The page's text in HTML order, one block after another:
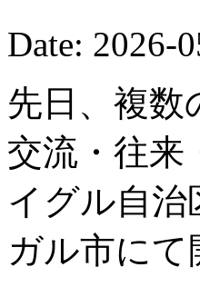
Date: 2026-
先日、複数
交流・往来
イグル自
ガル市に